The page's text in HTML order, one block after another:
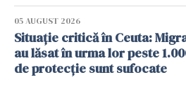
05 AUGUST 2026
Situație critică în Ceuta:
au lăsat în urma lor peste
de protecție sunt sufocate